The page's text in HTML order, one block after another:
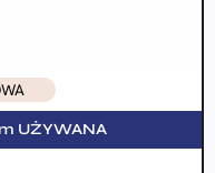
UŻYWANA